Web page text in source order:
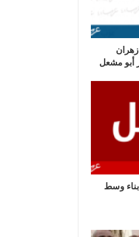
أبو مشعل
وسط